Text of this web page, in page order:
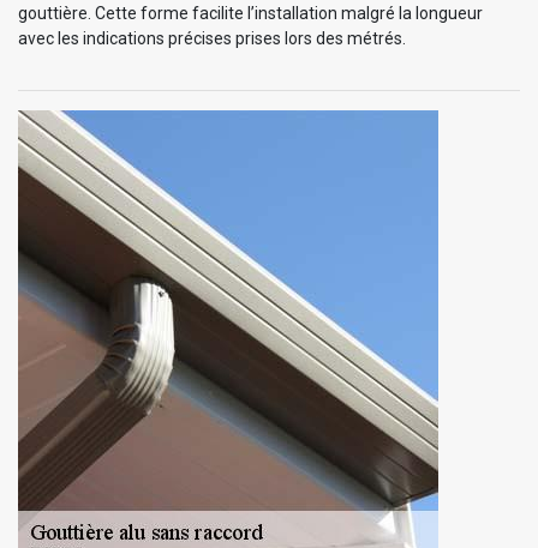
gouttière. Cette forme facilite l’installation malgré la longueur
avec les indications précises prises lors des métrés.